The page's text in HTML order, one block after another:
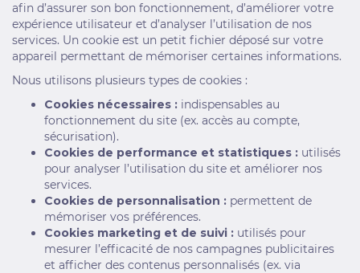
afin d’assurer son bon fonctionnement, d’améliorer votre
expérience utilisateur et d’analyser l’utilisation de nos
services. Un cookie est un petit fichier déposé sur votre
appareil permettant de mémoriser certaines informations.
Nous utilisons plusieurs types de cookies :
Cookies nécessaires : indispensables au
fonctionnement du site (ex. accès au compte,
sécurisation).
Cookies de performance et statistiques : utilisés
pour analyser l’utilisation du site et améliorer nos
services.
Cookies de personnalisation : permettent de
mémoriser vos préférences.
Cookies marketing et de suivi : utilisés pour
mesurer l’efficacité de nos campagnes publicitaires
et afficher des contenus personnalisés (ex. via